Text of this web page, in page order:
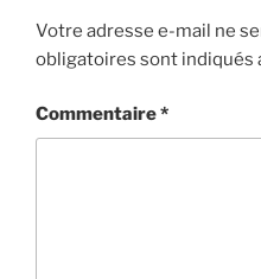
Votre adresse e-mail ne
obligatoires sont indiqués
Commentaire*